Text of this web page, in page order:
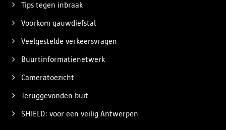
Tips tegen inbraak
Voorkom gauwdiefstal
Veelgestelde verkeersvragen
Buurtinformatienetwerk
Cameratoezicht
Teruggevonden buit
SHIELD: voor een veilig Antwerpen